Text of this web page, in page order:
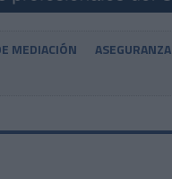
MEDIACIÓN ASEGURANZA